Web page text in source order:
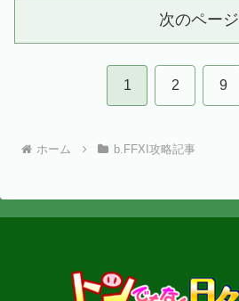
次のページ
1 2 9
ホーム b.FFXI攻略記事